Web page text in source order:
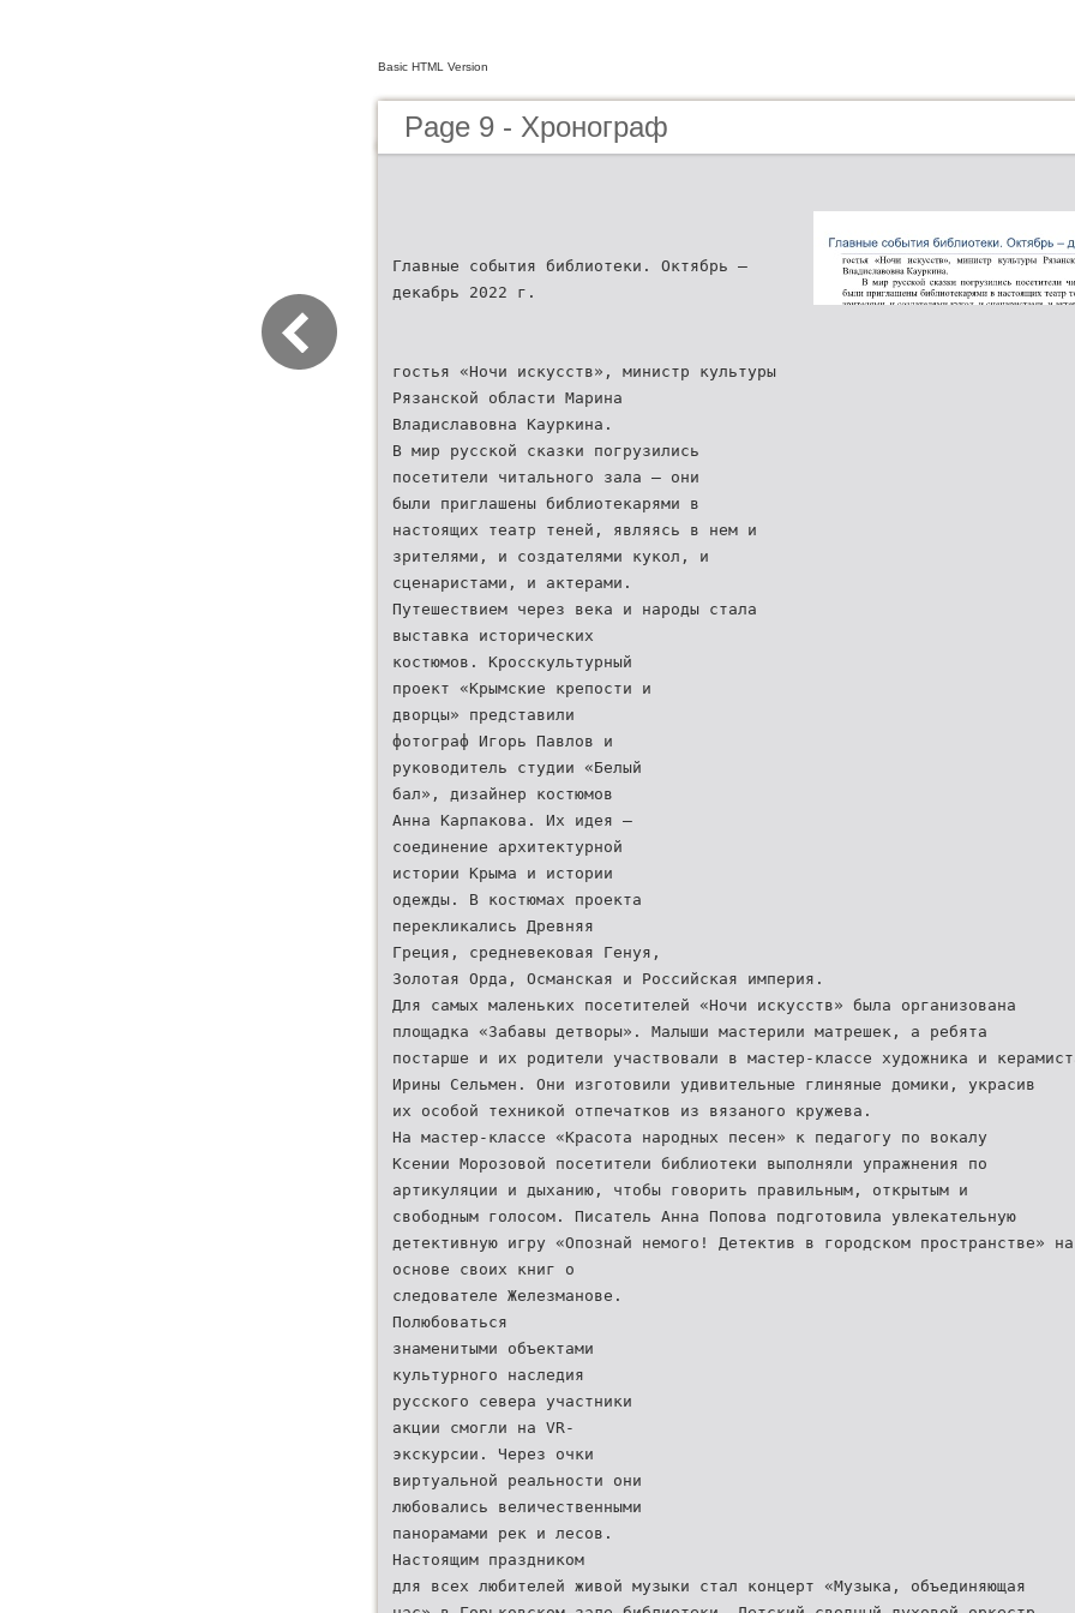
Basic HTML Version
Page 9 - Хронограф
Главные события библиотеки. Октябрь –
декабрь 2022 г.
гостья «Ночи искусств», министр культуры
Рязанской области Марина
Владиславовна Кауркина.
В мир русской сказки погрузились
посетители читального зала – они
были приглашены библиотекарями в
настоящих театр теней, являясь в нем и
зрителями, и создателями кукол, и
сценаристами, и актерами.
Путешествием через века и народы стала
выставка исторических
костюмов. Кросскультурный
проект «Крымские крепости и
дворцы» представили
фотограф Игорь Павлов и
руководитель студии «Белый
бал», дизайнер костюмов
Анна Карпакова. Их идея –
соединение архитектурной
истории Крыма и истории
одежды. В костюмах проекта
перекликались Древняя
Греция, средневековая Генуя,
Золотая Орда, Османская и Российская империя.
Для самых маленьких посетителей «Ночи искусств» была организована
площадка «Забавы детворы». Малыши мастерили матрешек, а ребята
постарше и их родители участвовали в мастер-классе художника и
Ирины Сельмен. Они изготовили удивительные глиняные домики, украсив
их особой техникой отпечатков из вязаного кружева.
На мастер-классе «Красота народных песен» к педагогу по вокалу
Ксении Морозовой посетители библиотеки выполняли упражнения по
артикуляции и дыханию, чтобы говорить правильным, открытым и
свободным голосом. Писатель Анна Попова подготовила увлекательную
детективную игру «Опознай немого! Детектив в городском пространстве» на
основе своих книг о
следователе Железманове.
Полюбоваться
знаменитыми объектами
культурного наследия
русского севера участники
акции смогли на VR-
экскурсии. Через очки
виртуальной реальности они
любовались величественными
панорамами рек и лесов.
Настоящим праздником
для всех любителей живой музыки стал концерт «Музыка, объединяющая